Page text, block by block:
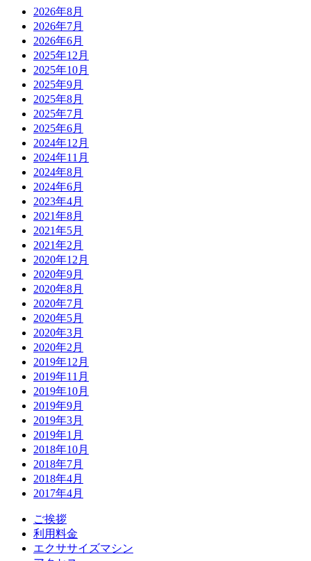
2026年8月
2026年7月
2026年6月
2025年12月
2025年10月
2025年9月
2025年8月
2025年7月
2025年6月
2024年12月
2024年11月
2024年8月
2024年6月
2023年4月
2021年8月
2021年5月
2021年2月
2020年12月
2020年9月
2020年8月
2020年7月
2020年5月
2020年3月
2020年2月
2019年12月
2019年11月
2019年10月
2019年9月
2019年3月
2019年1月
2018年10月
2018年7月
2018年4月
2017年4月
ご挨拶
利用料金
エクササイズマシン